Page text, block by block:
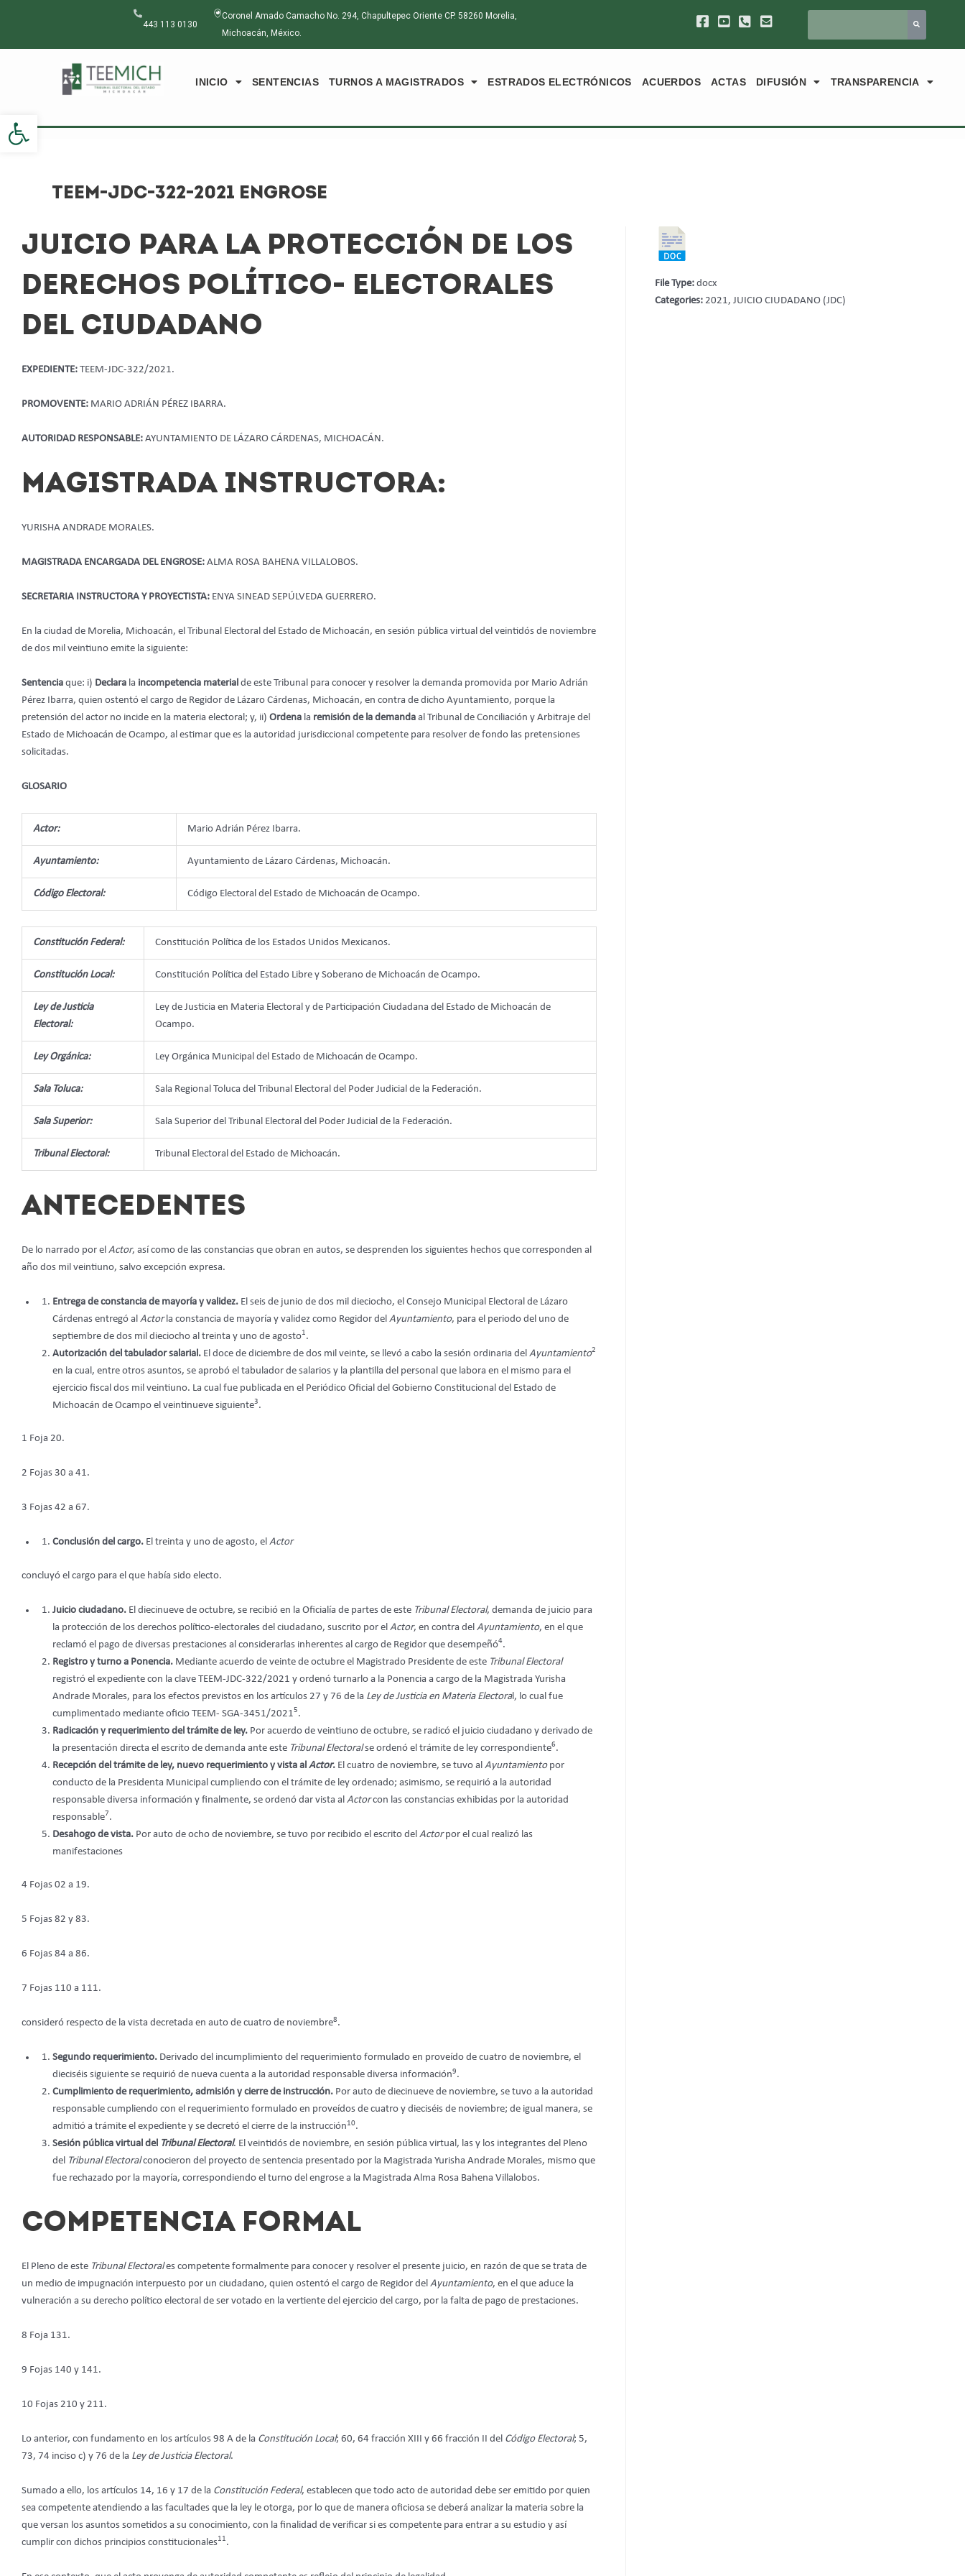
Abrir barra de herramientas
443 113 0130
Coronel Amado Camacho No. 294, Chapultepec Oriente CP. 58260 Morelia,
Michoacán, México.
INICIO SENTENCIAS TURNOS A MAGISTRADOS ESTRADOS ELECTRÓNICOS ACUERDOS ACTAS DIFUSIÓN TRANSPARENCIA
TEEM-JDC-322-2021 ENGROSE
JUICIO PARA LA PROTECCIÓN DE LOS
DERECHOS POLÍTICO- ELECTORALES
DEL CIUDADANO
EXPEDIENTE: TEEM-JDC-322/2021.
PROMOVENTE: MARIO ADRIÁN PÉREZ IBARRA.
AUTORIDAD RESPONSABLE: AYUNTAMIENTO DE LÁZARO CÁRDENAS, MICHOACÁN.
MAGISTRADA INSTRUCTORA:
YURISHA ANDRADE MORALES.
MAGISTRADA ENCARGADA DEL ENGROSE: ALMA ROSA BAHENA VILLALOBOS.
SECRETARIA INSTRUCTORA Y PROYECTISTA: ENYA SINEAD SEPÚLVEDA GUERRERO.
En la ciudad de Morelia, Michoacán, el Tribunal Electoral del Estado de Michoacán, en sesión pública virtual del veintidós de noviembre
de dos mil veintiuno emite la siguiente:
Sentencia que: i) Declara la incompetencia material de este Tribunal para conocer y resolver la demanda promovida por Mario Adrián
Pérez Ibarra, quien ostentó el cargo de Regidor de Lázaro Cárdenas, Michoacán, en contra de dicho Ayuntamiento, porque la
pretensión del actor no incide en la materia electoral; y, ii) Ordena la remisión de la demanda al Tribunal de Conciliación y Arbitraje del
Estado de Michoacán de Ocampo, al estimar que es la autoridad jurisdiccional competente para resolver de fondo las pretensiones
solicitadas.
GLOSARIO
Actor: Mario Adrián Pérez Ibarra.
Ayuntamiento: Ayuntamiento de Lázaro Cárdenas, Michoacán.
Código Electoral: Código Electoral del Estado de Michoacán de Ocampo.
Constitución Federal: Constitución Política de los Estados Unidos Mexicanos.
Constitución Local: Constitución Política del Estado Libre y Soberano de Michoacán de Ocampo.
Ley de Justicia
Electoral:
Ley de Justicia en Materia Electoral y de Participación Ciudadana del Estado de Michoacán de
Ocampo.
Ley Orgánica: Ley Orgánica Municipal del Estado de Michoacán de Ocampo.
Sala Toluca: Sala Regional Toluca del Tribunal Electoral del Poder Judicial de la Federación.
Sala Superior: Sala Superior del Tribunal Electoral del Poder Judicial de la Federación.
Tribunal Electoral: Tribunal Electoral del Estado de Michoacán.
ANTECEDENTES
De lo narrado por el Actor, así como de las constancias que obran en autos, se desprenden los siguientes hechos que corresponden al
año dos mil veintiuno, salvo excepción expresa.
Entrega de constancia de mayoría y validez. El seis de junio de dos mil dieciocho, el Consejo Municipal Electoral de Lázaro
Cárdenas entregó al Actor la constancia de mayoría y validez como Regidor del Ayuntamiento, para el periodo del uno de
septiembre de dos mil dieciocho al treinta y uno de agosto1.
Autorización del tabulador salarial. El doce de diciembre de dos mil veinte, se llevó a cabo la sesión ordinaria del Ayuntamiento2
en la cual, entre otros asuntos, se aprobó el tabulador de salarios y la plantilla del personal que labora en el mismo para el
ejercicio fiscal dos mil veintiuno. La cual fue publicada en el Periódico Oficial del Gobierno Constitucional del Estado de
Michoacán de Ocampo el veintinueve siguiente3.
1 Foja 20.
2 Fojas 30 a 41.
3 Fojas 42 a 67.
Conclusión del cargo. El treinta y uno de agosto, el Actor
concluyó el cargo para el que había sido electo.
Juicio ciudadano. El diecinueve de octubre, se recibió en la Oficialía de partes de este Tribunal Electoral, demanda de juicio para
la protección de los derechos político-electorales del ciudadano, suscrito por el Actor, en contra del Ayuntamiento, en el que
reclamó el pago de diversas prestaciones al considerarlas inherentes al cargo de Regidor que desempeñó4.
Registro y turno a Ponencia. Mediante acuerdo de veinte de octubre el Magistrado Presidente de este Tribunal Electoral
registró el expediente con la clave TEEM-JDC-322/2021 y ordenó turnarlo a la Ponencia a cargo de la Magistrada Yurisha
Andrade Morales, para los efectos previstos en los artículos 27 y 76 de la Ley de Justicia en Materia Electoral, lo cual fue
cumplimentado mediante oficio TEEM- SGA-3451/20215.
Radicación y requerimiento del trámite de ley. Por acuerdo de veintiuno de octubre, se radicó el juicio ciudadano y derivado de
la presentación directa el escrito de demanda ante este Tribunal Electoralse ordenó el trámite de ley correspondiente6.
Recepción del trámite de ley, nuevo requerimiento y vista al Actor. El cuatro de noviembre, se tuvo al Ayuntamiento por
conducto de la Presidenta Municipal cumpliendo con el trámite de ley ordenado; asimismo, se requirió a la autoridad
responsable diversa información y finalmente, se ordenó dar vista al Actorcon las constancias exhibidas por la autoridad
responsable7.
Desahogo de vista. Por auto de ocho de noviembre, se tuvo por recibido el escrito del Actorpor el cual realizó las
manifestaciones
4 Fojas 02 a 19.
5 Fojas 82 y 83.
6 Fojas 84 a 86.
7 Fojas 110 a 111.
consideró respecto de la vista decretada en auto de cuatro de noviembre8.
Segundo requerimiento. Derivado del incumplimiento del requerimiento formulado en proveído de cuatro de noviembre, el
dieciséis siguiente se requirió de nueva cuenta a la autoridad responsable diversa información9.
Cumplimiento de requerimiento, admisión y cierre de instrucción. Por auto de diecinueve de noviembre, se tuvo a la autoridad
responsable cumpliendo con el requerimiento formulado en proveídos de cuatro y dieciséis de noviembre; de igual manera, se
admitió a trámite el expediente y se decretó el cierre de la instrucción10.
Sesión pública virtual del Tribunal Electoral. El veintidós de noviembre, en sesión pública virtual, las y los integrantes del Pleno
del Tribunal Electoralconocieron del proyecto de sentencia presentado por la Magistrada Yurisha Andrade Morales, mismo que
fue rechazado por la mayoría, correspondiendo el turno del engrose a la Magistrada Alma Rosa Bahena Villalobos.
COMPETENCIA FORMAL
El Pleno de este Tribunal Electorales competente formalmente para conocer y resolver el presente juicio, en razón de que se trata de
un medio de impugnación interpuesto por un ciudadano, quien ostentó el cargo de Regidor del Ayuntamiento, en el que aduce la
vulneración a su derecho político electoral de ser votado en la vertiente del ejercicio del cargo, por la falta de pago de prestaciones.
8 Foja 131.
9 Fojas 140 y 141.
10 Fojas 210 y 211.
Lo anterior, con fundamento en los artículos 98 A de la Constitución Local; 60, 64 fracción XIII y 66 fracción II del Código Electoral; 5,
73, 74 inciso c) y 76 de la Ley de Justicia Electoral.
Sumado a ello, los artículos 14, 16 y 17 de la Constitución Federal, establecen que todo acto de autoridad debe ser emitido por quien
sea competente atendiendo a las facultades que la ley le otorga, por lo que de manera oficiosa se deberá analizar la materia sobre la
que versan los asuntos sometidos a su conocimiento, con la finalidad de verificar si es competente para entrar a su estudio y así
cumplir con dichos principios constitucionales11.
File Type:docx
Categories:2021, JUICIO CIUDADANO (JDC)